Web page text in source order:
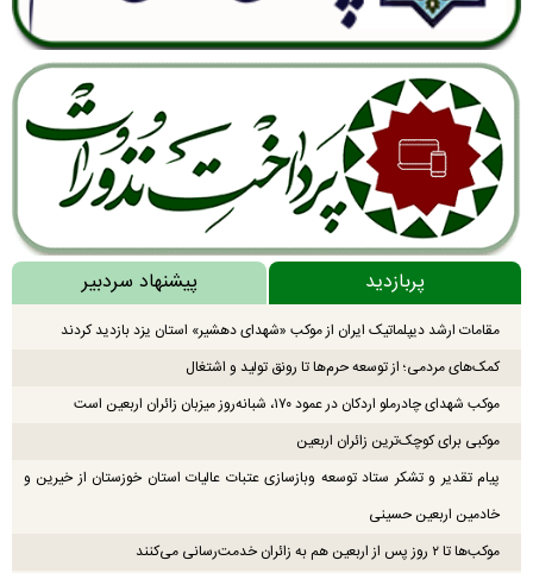
پربازدید پیشنهاد سردبیر
مقامات ارشد دیپلماتیک ایران از موکب «شهدای دهشیر» استان یزد بازدید کردند
کمک‌های مردمی؛ از توسعه حرم‌ها تا رونق تولید و اشتغال
موکب شهدای چادرملو اردکان در عمود ۱۷۰، شبانه‌روز میزبان زائران اربعین است
موکبی برای کوچک‌ترین زائران اربعین
پیام تقدیر و تشکر ستاد توسعه وبازسازی عتبات عالیات استان خوزستان از خیرین و
خادمین اربعین حسینی
موکب‌ها تا ۲ روز پس از اربعین هم به زائران خدمت‌رسانی می‌کنند